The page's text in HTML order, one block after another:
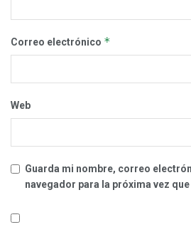
Correo electrónico *
Web
Guarda mi nombre, correo
navegador para la próxima vez